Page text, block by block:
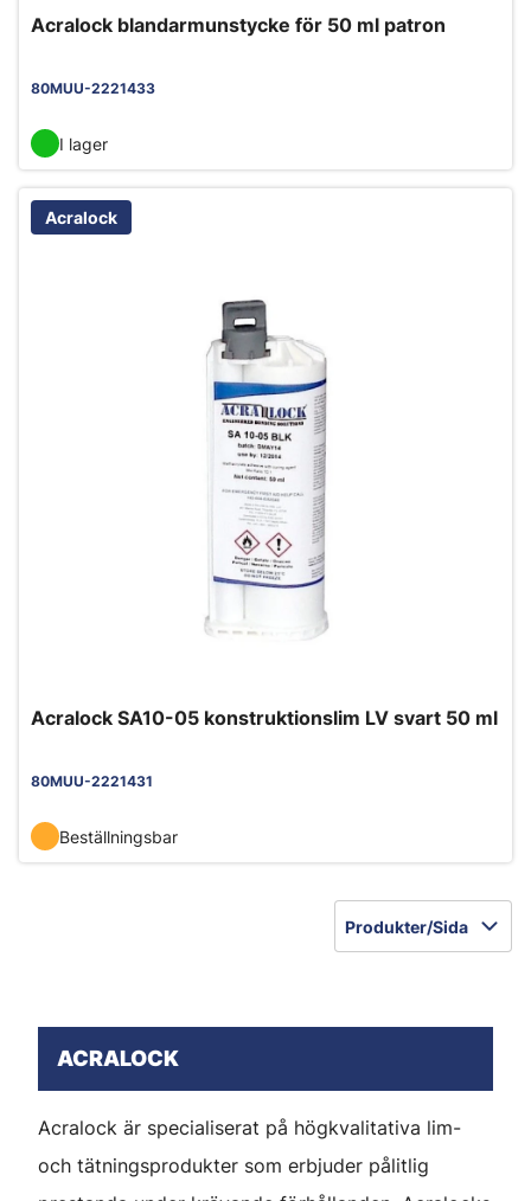
Acralock blandarmunstycke för 50 ml patron
80MUU-2221433
I lager
Acralock
Acralock SA10-05 konstruktionslim LV svart 50 ml
80MUU-2221431
Beställningsbar
Produkter/Sida
ACRALOCK
Acralock är specialiserat på högkvalitativa lim-
och tätningsprodukter som erbjuder pålitlig